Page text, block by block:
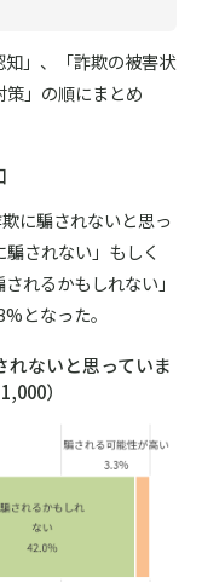
」、「詐欺の被害状
」の順にまとめ
に騙されないと思っ
されない」もしく
れるかもしれない」
となった。
れないと思っていま
）